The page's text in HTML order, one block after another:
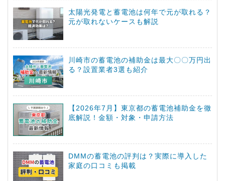
太陽光発電と蓄電池は何年で元が取れる？
元が取れないケースも解説
川崎市の蓄電池の補助金は最大〇〇万円出
る？設置業者3選も紹介
【2026年7月】東京都の蓄電池補助金を徹
底解説！金額・対象・申請方法
DMMの蓄電池の評判は？実際に導入した
家庭の口コミも掲載